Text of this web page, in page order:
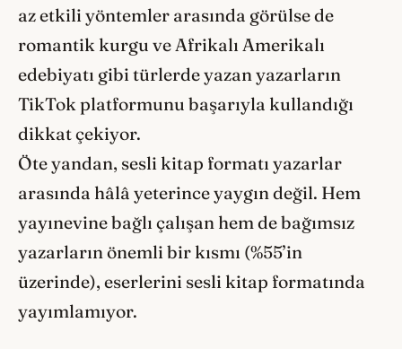
az etkili yöntemler arasında görülse de
romantik kurgu ve Afrikalı Amerikalı
edebiyatı gibi türlerde yazan yazarların
TikTok platformunu başarıyla kullandığı
dikkat çekiyor.
Öte yandan, sesli kitap formatı yazarlar
arasında hâlâ yeterince yaygın değil. Hem
yayınevine bağlı çalışan hem de bağımsız
yazarların önemli bir kısmı (%55’in
üzerinde), eserlerini sesli kitap formatında
yayımlamıyor.